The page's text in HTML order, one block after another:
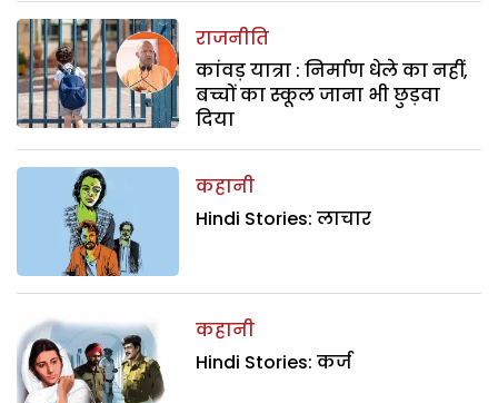
राजनीति
कांवड़ यात्रा : निर्माण धेले का नहीं,
बच्चों का स्कूल जाना भी छुड़वा
दिया
कहानी
Hindi Stories: लाचार
कहानी
Hindi Stories: कर्ज